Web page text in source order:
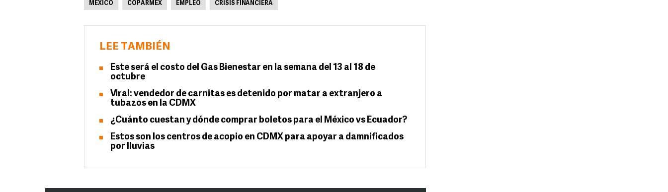
MÉXICO COPARMEX EMPLEO CRISIS FINANCIERA
LEE TAMBIÉN
Este será el costo del Gas Bienestar en la semana del 13 al 18 de
octubre
Viral: vendedor de carnitas es detenido por matar a extranjero a
tubazos en la CDMX
¿Cuánto cuestan y dónde comprar boletos para el México vs Ecuador?
Estos son los centros de acopio en CDMX para apoyar a damnificados
por lluvias